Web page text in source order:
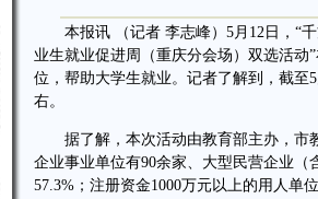
本报讯 （记者 李志峰）5月12日，“
业生就业促进周（重庆分会场）双选活动
位，帮助大学生就业。记者了解到，截至
右。
据了解，本次活动由教育部主办，市
企业事业单位有90余家、大型民营企业（
57.3%；注册资金1000万元以上的用人单